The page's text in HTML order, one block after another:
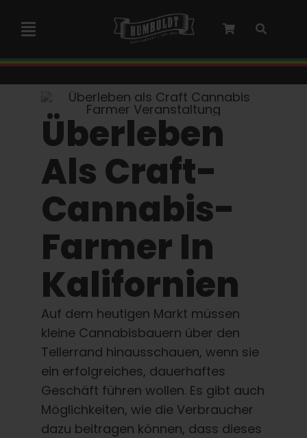
Inhalt
Navigation
umschalten
Marley-Kooperation
Feminisierte Samen
Autoflower-Samen
Triploide Samen
Gartensamen
Lernen Sie
Presse
Über
Überleben
Als Craft-
Cannabis-
Farmer In
Kalifornien
Auf dem heutigen Markt müssen
kleine Cannabisbauern über den
Tellerrand hinausschauen, wenn sie
ein erfolgreiches, dauerhaftes
Geschäft führen wollen. Es gibt auch
Möglichkeiten, wie die Verbraucher
dazu beitragen können, dass dieses